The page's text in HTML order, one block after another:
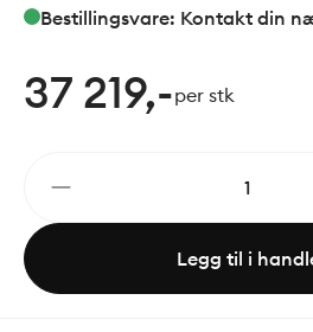
Bestillingsvare: Kontakt din
37 219,-per stk
Legg til i